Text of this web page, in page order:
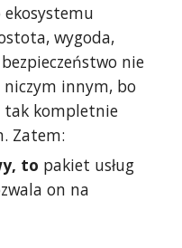
ekosystemu
wygoda,
nie
innym, bo
kompletnie
Zatem:
to pakiet usług
on na